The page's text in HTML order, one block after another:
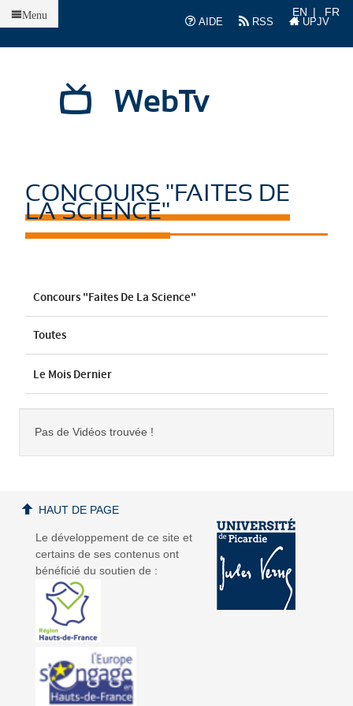
AIDE
RSS UPJV
EN FR
WebTv
Menu
CONCOURS "FAITES DE
LA SCIENCE"
Concours "Faites De La Science"
Toutes
Le Mois Dernier
Pas de Vidéos trouvée !
Le développement de ce site et
certains de ses contenus ont
bénéficié du soutien de :
HAUT DE PAGE